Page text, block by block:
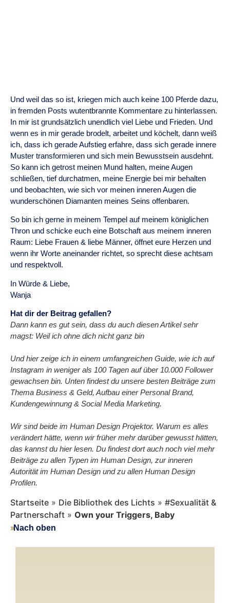
Und weil das so ist, kriegen mich auch keine 100 Pferde dazu,
in fremden Posts wutentbrannte Kommentare zu hinterlassen.
In mir ist grundsätzlich unendlich viel Liebe und Frieden. Und
wenn es in mir gerade brodelt, arbeitet und köchelt, dann weiß
ich, dass ich gerade Aufstieg erfahre, dass sich gerade innere
Muster transformieren und sich mein Bewusstsein ausdehnt.
So kann ich getrost meinen Mund halten, meine Augen
schließen, tief durchatmen, meine Energie bei mir behalten
und beobachten, wie sich vor meinen inneren Augen die
wunderschönen Diamanten meines Seins offenbaren.
So bin ich gerne in meinem Tempel auf meinem königlichen
Thron und schicke euch eine Botschaft aus meinem inneren
Raum: Liebe Frauen & liebe Männer, öffnet eure Herzen und
wenn ihr Worte aneinander richtet, so sprecht diese achtsam
und respektvoll.
In Würde & Liebe,
Wanja
Hat dir der Beitrag gefallen?
Dann kann es gut sein, dass du auch diesen Artikel sehr
magst: Weil ich ohne dich nicht ganz bin
Und hier zeige ich in einem umfangreichen Guide, wie ich auf
Instagram in weniger als 100 Tagen auf über 10.000 Follower
gewachsen bin. Unten findest du unsere besten Beiträge zum
Thema Business & Geld, Aufbau einer Personal Brand,
Kundengewinnung & Social Media Marketing.
Wir sind beide im Human Design Projektor. Warum es alles
verändert hätte, wenn wir früher mehr darüber gewusst hätten,
das kannst du hier lesen. Du findest dort auch noch viel mehr
Beiträge zu allen Typen im Human Design, zur inneren
Autorität im Human Design und zu allen Human Design
Profilen.
Startseite » Die Bibliothek des Lichts » #Sexualität &
Partnerschaft » Own your Triggers, Baby
››Nach oben